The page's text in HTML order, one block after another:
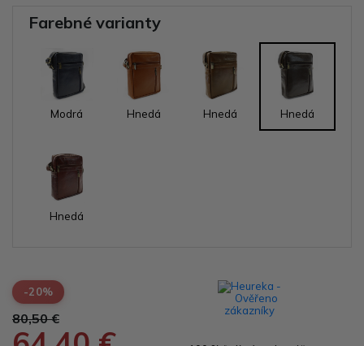
Farebné varianty
Modrá Hnedá Hnedá Hnedá
Hnedá
-20%
80,50 €